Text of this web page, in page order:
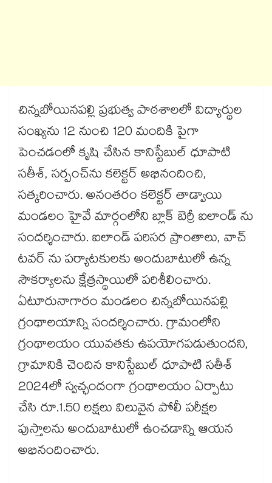
చిన్నబోయినపల్లి ప్రభుత్వ పాఠశాలలో విద్యార్థుల
సంఖ్యను 12 నుంచి 120 మందికి పైగా
పెంచడంలో కృషి చేసిన కానిస్టేబుల్ ధూపాటి
సతీశ్, సర్పంచ్‌‌‌‌‌‌‌‌‌‌‌‌‌‌‌‌ను కలెక్టర్ అభినందించి,
సత్కరించారు. అనంతరం కలెక్టర్​ తాడ్వాయి
మండలం హైవే మార్గంలోని బ్లాక్ బెర్రీ ఐలాండ్ ను
సందర్శించారు. ఐలాండ్ పరిసర ప్రాంతాలు, వాచ్
టవర్ ను పర్యాటకులకు అందుబాటులో ఉన్న
సౌకర్యాలను క్షేత్రస్థాయిలో పరిశీలించారు.
ఏటూరునాగారం మండలం చిన్నబోయినపల్లి
గ్రంథాలయాన్ని సందర్శించారు. గ్రామంలోని
గ్రంథాలయం యువతకు ఉపయోగపడుతుందని,
గ్రామానికి చెందిన కానిస్టేబుల్​ ధూపాటి సతీశ్​
2024లో స్వచ్ఛందంగా గ్రంథాలయం ఏర్పాటు
చేసి రూ.1.50 లక్షలు విలువైన పోలీ పరీక్షల
పుస్తాలను అందుబాటులో ఉంచడాన్ని ఆయన
అభినందించారు.